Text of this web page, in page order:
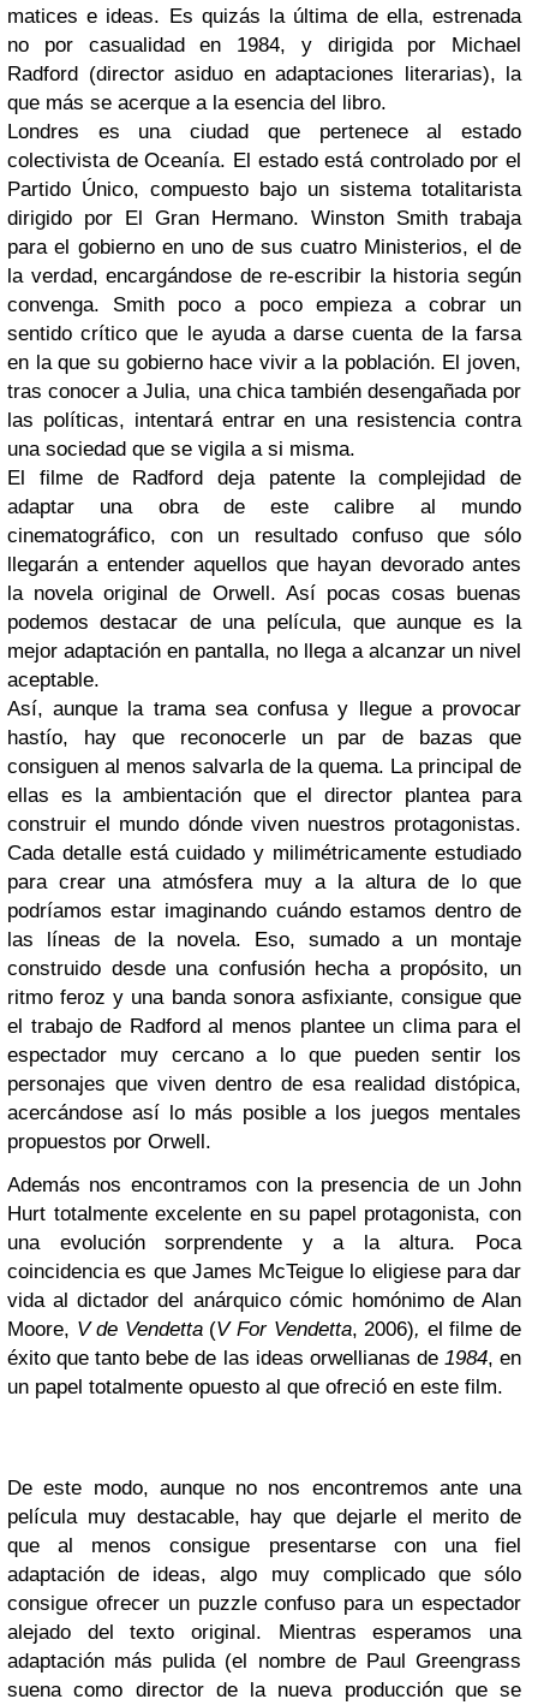
matices e ideas. Es quizás la última de ella, estrenada
no por casualidad en 1984, y dirigida por Michael
Radford (director asiduo en adaptaciones literarias), la
que más se acerque a la esencia del libro.
Londres es una ciudad que pertenece al estado
colectivista de Oceanía. El estado está controlado por el
Partido Único, compuesto bajo un sistema totalitarista
dirigido por El Gran Hermano. Winston Smith trabaja
para el gobierno en uno de sus cuatro Ministerios, el de
la verdad, encargándose de re-escribir la historia según
convenga. Smith poco a poco empieza a cobrar un
sentido crítico que le ayuda a darse cuenta de la farsa
en la que su gobierno hace vivir a la población. El joven,
tras conocer a Julia, una chica también desengañada por
las políticas, intentará entrar en una resistencia contra
una sociedad que se vigila a si misma.
El filme de Radford deja patente la complejidad de
adaptar una obra de este calibre al mundo
cinematográfico, con un resultado confuso que sólo
llegarán a entender aquellos que hayan devorado antes
la novela original de Orwell. Así pocas cosas buenas
podemos destacar de una película, que aunque es la
mejor adaptación en pantalla, no llega a alcanzar un nivel
aceptable.
Así, aunque la trama sea confusa y llegue a provocar
hastío, hay que reconocerle un par de bazas que
consiguen al menos salvarla de la quema. La principal de
ellas es la ambientación que el director plantea para
construir el mundo dónde viven nuestros protagonistas.
Cada detalle está cuidado y milimétricamente estudiado
para crear una atmósfera muy a la altura de lo que
podríamos estar imaginando cuándo estamos dentro de
las líneas de la novela. Eso, sumado a un montaje
construido desde una confusión hecha a propósito, un
ritmo feroz y una banda sonora asfixiante, consigue que
el trabajo de Radford al menos plantee un clima para el
espectador muy cercano a lo que pueden sentir los
personajes que viven dentro de esa realidad distópica,
acercándose así lo más posible a los juegos mentales
propuestos por Orwell.
Además nos encontramos con la presencia de un John
Hurt totalmente excelente en su papel protagonista, con
una evolución sorprendente y a la altura. Poca
coincidencia es que James McTeigue lo eligiese para dar
vida al dictador del anárquico cómic homónimo de Alan
Moore, V de Vendetta(V For Vendetta, 2006), el filme de
éxito que tanto bebe de las ideas orwellianas de 1984, en
un papel totalmente opuesto al que ofreció en este film.
De este modo, aunque no nos encontremos ante una
película muy destacable, hay que dejarle el merito de
que al menos consigue presentarse con una fiel
adaptación de ideas, algo muy complicado que sólo
consigue ofrecer un puzzle confuso para un espectador
alejado del texto original. Mientras esperamos una
adaptación más pulida (el nombre de Paul Greengrass
suena como director de la nueva producción que se